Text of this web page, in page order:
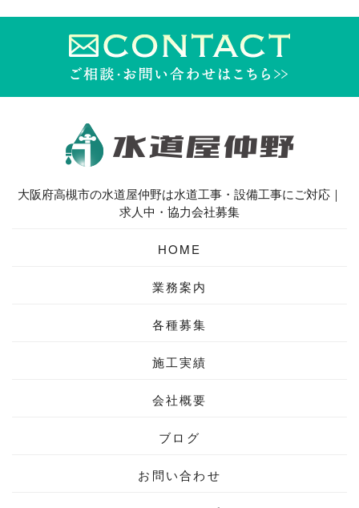
大阪府高槻市の水道屋仲野は水道工事・設備工事にご対応｜
求人中・協力会社募集
HOME
業務案内
各種募集
施工実績
会社概要
ブログ
お問い合わせ